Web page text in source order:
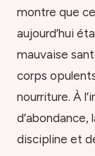
montre que
aujourd’hui
mauvaise
corps
nourriture. À
discipline et